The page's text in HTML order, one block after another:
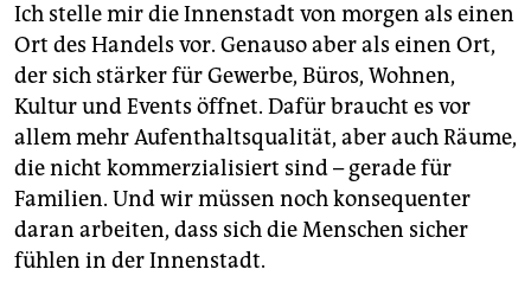
Ich stelle mir die Innenstadt von morgen als einen
Ort des Handels vor. Genauso aber als einen Ort,
der sich stärker für Gewerbe, Büros, Wohnen,
Kultur und Events öffnet. Dafür braucht es vor
allem mehr Aufenthaltsqualität, aber auch Räume,
die nicht kommerzialisiert sind – gerade für
Familien. Und wir müssen noch konsequenter
daran arbeiten, dass sich die Menschen sicher
fühlen in der Innenstadt.